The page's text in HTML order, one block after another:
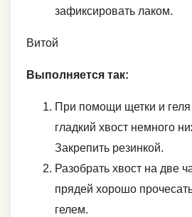
зафиксировать лаком.
Витой
Выполняется так:
При помощи щетки и
гладкий хвост немного
Закрепить резинкой.
Разобрать хвост на две
прядей хорошо
гелем.